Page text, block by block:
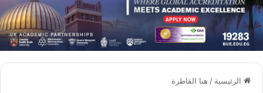
الرئيسية / هنا القاطرة